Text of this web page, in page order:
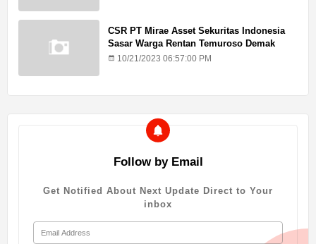
CSR PT Mirae Asset Sekuritas Indonesia
Sasar Warga Rentan Temuroso Demak
10/21/2023 06:57:00 PM
Follow by Email
Get Notified About Next Update Direct to Your
inbox